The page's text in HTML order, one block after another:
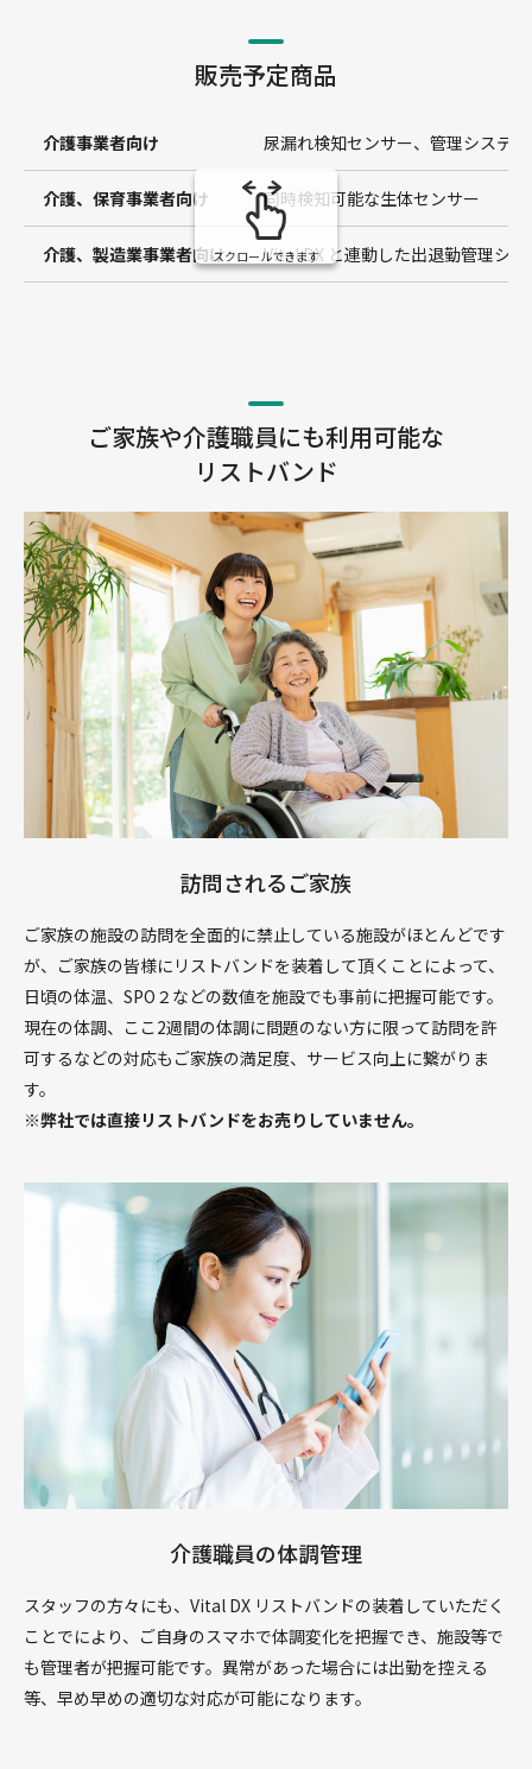
販売予定商品
介護事業者向け 尿漏れ検知センサー、管理システム
介護、保育事業者向け 同時検知可能な生体センサー
介護、製造業事業者向け Vital DX と連動した出退勤管理シス
スクロールできます
ご家族や介護職員にも利用可能な
リストバンド
訪問されるご家族
ご家族の施設の訪問を全面的に禁止している施設がほとんどです
が、ご家族の皆様にリストバンドを装着して頂くことによって、
日頃の体温、SPO２などの数値を施設でも事前に把握可能です。
現在の体調、ここ2週間の体調に問題のない方に限って訪問を許
可するなどの対応もご家族の満足度、サービス向上に繋がりま
す。
※弊社では直接リストバンドをお売りしていません。
介護職員の体調管理
スタッフの方々にも、Vital DX リストバンドの装着していただく
ことでにより、ご自身のスマホで体調変化を把握でき、施設等で
も管理者が把握可能です。異常があった場合には出勤を控える
等、早め早めの適切な対応が可能になります。